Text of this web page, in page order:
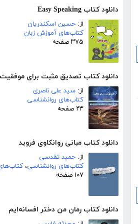
دانلود کتاب Easy Speaking
از: حسین اسکندریان
کتاب‌های آموزش زبان
۳۷۵ صفحه
دانلود کتاب تصدیق مثبت برای موفقیت
از: سید علی ناصری
کتاب‌های روانشناسی
۲۳ صفحه
دانلود کتاب مبانی روانکاوی فروید
از: حمید تقدسی
کتاب‌های روانشناسی،
۱۰۷ صفحه
دانلود کتاب رمان من دختر افسانه‌ایم